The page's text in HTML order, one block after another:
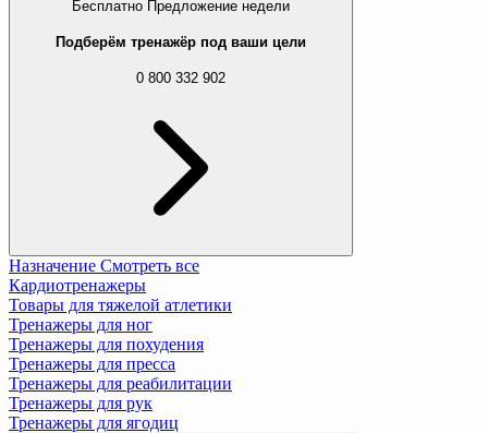
Бесплатно Предложение недели
Подберём тренажёр под ваши цели
0 800 332 902
Назначение Смотреть все
Кардиотренажеры
Товары для тяжелой атлетики
Тренажеры для ног
Тренажеры для похудения
Тренажеры для пресса
Тренажеры для реабилитации
Тренажеры для рук
Тренажеры для ягодиц